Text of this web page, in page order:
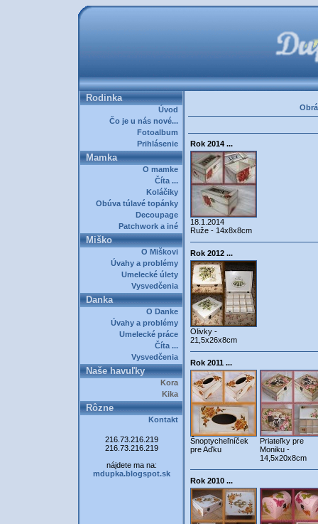
Rodinka
Úvod
Čo je u nás nové...
Fotoalbum
Prihlásenie
Mamka
O mamke
Číta ...
Koláčiky
Obúva túlavé topánky
Decoupage
Patchwork a iné
Miško
O Miškovi
Úvahy a problémy
Umelecké úlety
Vysvedčenia
Danka
O Danke
Úvahy a problémy
Umelecké práce
Číta ...
Vysvedčenia
Naše havuľky
Kora
Kika
Rôzne
Kontakt
216.73.216.219
216.73.216.219
nájdete ma na:
mdupka.blogspot.sk
Rok 2014 ...
18.1.2014
Ruže - 14x8x8cm
Rok 2012 ...
Olivky -
21,5x26x8cm
Rok 2011 ...
Šnoptycheľníček
pre Aďku
Priateľky pre
Moniku -
14,5x20x8cm
Rok 2010 ...